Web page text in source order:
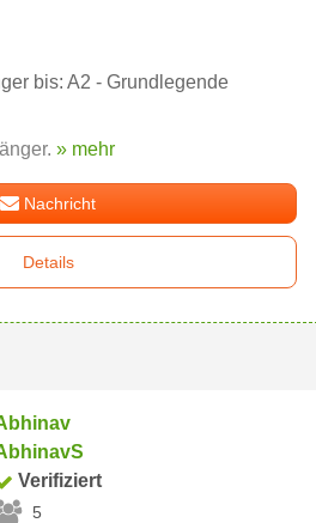
bis: A2 - Grundlegende
» mehr
Nachricht
Details
Verifiziert
5